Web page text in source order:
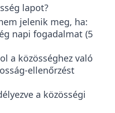
lapot?
jelenik meg, ha:
napi fogadalmat (5
a közösséghez való
ellenőrzést
a közösségi